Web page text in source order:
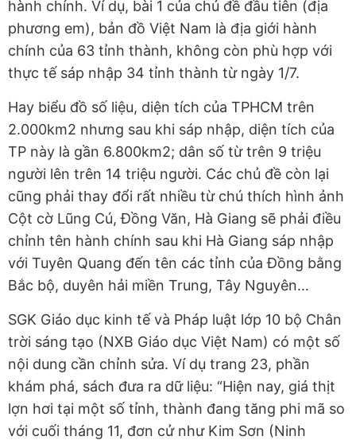
hành chính. Ví dụ, bài 1 của chủ đề đầu tiên (địa
phương em), bản đồ Việt Nam là địa giới hành
chính của 63 tỉnh thành, không còn phù hợp với
thực tế sáp nhập 34 tỉnh thành từ ngày 1/7.
Hay biểu đồ số liệu, diện tích của TPHCM trên
2.000km2 nhưng sau khi sáp nhập, diện tích của
TP này là gần 6.800km2; dân số từ trên 9 triệu
người lên trên 14 triệu người. Các chủ đề còn lại
cũng phải thay đổi rất nhiều từ chú thích hình ảnh
Cột cờ Lũng Cú, Đồng Văn, Hà Giang sẽ phải điều
chỉnh tên hành chính sau khi Hà Giang sáp nhập
với Tuyên Quang đến tên các tỉnh của Đồng bằng
Bắc bộ, duyên hải miền Trung, Tây Nguyên…
SGK Giáo dục kinh tế và Pháp luật lớp 10 bộ Chân
trời sáng tạo (NXB Giáo dục Việt Nam) có một số
nội dung cần chỉnh sửa. Ví dụ trang 23, phần
khám phá, sách đưa ra dữ liệu: “Hiện nay, giá thịt
lợn hơi tại một số tỉnh, thành đang tăng phi mã so
với cuối tháng 11, đơn cử như Kim Sơn (Ninh